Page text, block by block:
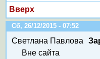
Вверх
Сб, 26/12/2015 - 07:52
Светлана Павлова
Вне сайта